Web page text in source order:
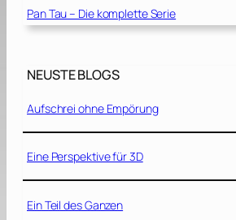
Pan Tau – Die komplette Serie
NEUSTE BLOGS
Aufschrei ohne Empörung
Eine Perspektive für 3D
Ein Teil des Ganzen